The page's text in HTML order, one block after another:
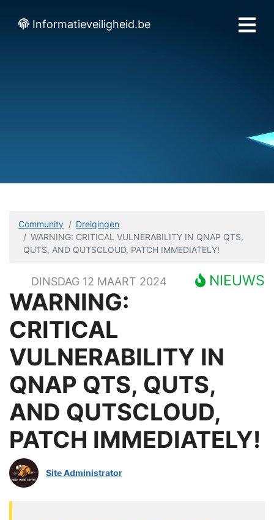
Informatieveiligheid.be
Community
Dreigingen
WARNING: CRITICAL VULNERABILITY IN QNAP QTS,
QUTS, AND QUTSCLOUD, PATCH IMMEDIATELY!
NIEUWS
DINSDAG 12 MAART 2024
WARNING:
CRITICAL
VULNERABILITY IN
QNAP QTS, QUTS,
AND QUTSCLOUD,
PATCH IMMEDIATELY!
Site Administrator